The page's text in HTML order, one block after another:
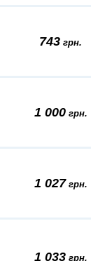
743 грн.
1 000грн.
1 027грн.
1 033грн.